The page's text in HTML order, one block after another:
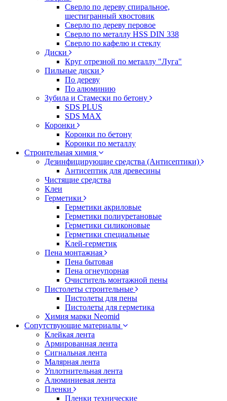
Сверло по дереву спиральное,
шестигранный хвостовик
Сверло по дереву перовое
Сверло по металлу HSS DIN 338
Сверло по кафелю и стеклу
Диски
Круг отрезной по металлу "Луга"
Пильные диски
По дереву
По алюминию
Зубила и Стамески по бетону
SDS PLUS
SDS MAX
Коронки
Коронки по бетону
Коронки по металлу
Строительная химия
Дезинфицирующие средства (Антисептики)
Антисептик для древесины
Чистящие средства
Клеи
Герметики
Герметики акриловые
Герметики полиуретановые
Герметики силиконовые
Герметики специальные
Клей-герметик
Пена монтажная
Пена бытовая
Пена огнеупорная
Очиститель монтажной пены
Пистолеты строительные
Пистолеты для пены
Пистолеты для герметика
Химия марки Neomid
Сопутствующие материалы
Клейкая лента
Армированная лента
Сигнальная лента
Малярная лента
Уплотнительная лента
Алюминиевая лента
Пленки
Пленки технические